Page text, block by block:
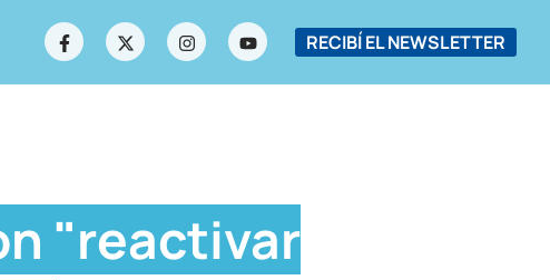
RECIBÍ EL NEWSLETTER
"reactivar